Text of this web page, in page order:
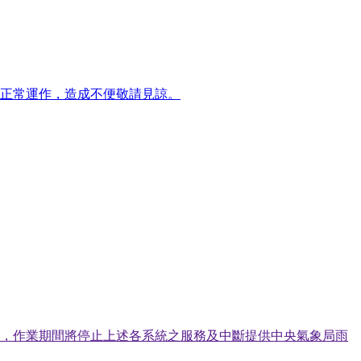
常運作，造成不便敬請見諒。
作業期間將停止上述各系統之服務及中斷提供中央氣象局雨